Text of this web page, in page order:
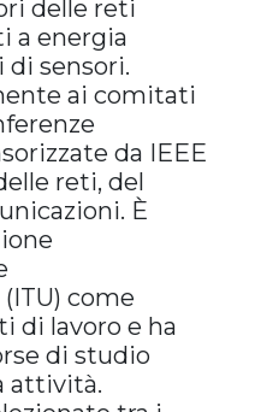
delle reti
a energia
di sensori.
ai comitati
da IEEE
reti, del
È
come
di lavoro e ha
di studio
attività.